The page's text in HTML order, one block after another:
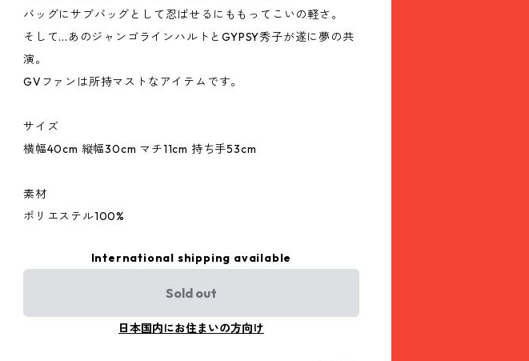
バッグにサブバッグとして忍ばせるにももってこいの軽さ。
そして...あのジャンゴラインハルトとGYPSY秀子が遂に夢の共
演。
GVファンは所持マストなアイテムです。
サイズ
横幅40cm 縦幅30cm マチ11cm 持ち手53cm
素材
ポリエステル100%
International shipping available
Sold out
日本国内にお住まいの方向け